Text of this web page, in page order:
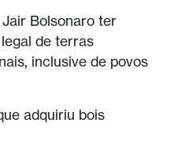
Jair Bolsonaro ter
de terras
inclusive de povos
adquiriu bois